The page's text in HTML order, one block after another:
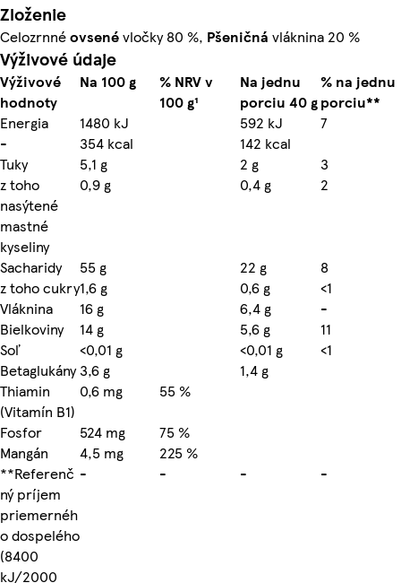
Zloženie
Celozrnnéovsenévločky 80 %, Pšeničná vláknina 20 %
Výživové údaje
Výživové
hodnoty
Na 100 g
% NRV v
100 g¹
Na jednu
porciu 40 g
% na jednu
porciu**
Energia
1480 kJ 592 kJ
7
-
354 kcal
142 kcal
Tuky
5,1 g 2 g
3
z toho
nasýtené
mastné
kyseliny
0,9 g 0,4 g 2
Sacharidy 55 g 22 g
8
z toho cukry1,6 g 0,6 g
<1
Vláknina
16 g 6,4 g
-
Bielkoviny
14 g 5,6 g
11
Soľ
<0,01 g <0,01 g
<1
Betaglukány 3,6 g
1,4 g
Thiamin
(Vitamín B1)
0,6 mg
55 %
Fosfor
524 mg
75 %
Mangán
4,5 mg
225 %
**Referenč
ný príjem
priemernéh
o dospelého
(8400
kJ/2000
- - - -